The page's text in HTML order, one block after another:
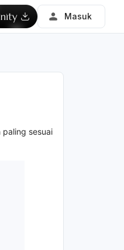
Masuk
sesuai